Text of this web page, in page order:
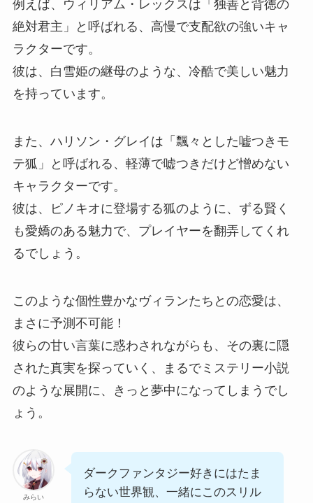
例えば、ウィリアム・レックスは「独善と背徳の
絶対君主」と呼ばれる、高慢で支配欲の強いキャ
ラクターです。
彼は、白雪姫の継母のような、冷酷で美しい魅力
を持っています。
また、ハリソン・グレイは「飄々とした嘘つきモ
テ狐」と呼ばれる、軽薄で嘘つきだけど憎めない
キャラクターです。
彼は、ピノキオに登場する狐のように、ずる賢く
も愛嬌のある魅力で、プレイヤーを翻弄してくれ
るでしょう。
このような個性豊かなヴィランたちとの恋愛は、
まさに予測不可能！
彼らの甘い言葉に惑わされながらも、その裏に隠
された真実を探っていく、まるでミステリー小説
のような展開に、きっと夢中になってしまうでし
ょう。
みらい
ダークファンタジー好きにはたま
らない世界観、一緒にこのスリル